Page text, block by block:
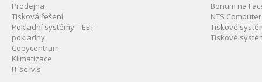
Prodejna
Tisková řešení
Pokladní systémy – EET
pokladny
Copycentrum
Klimatizace
IT servis
Bonum na
NTS Computer
Tiskové
Tiskové